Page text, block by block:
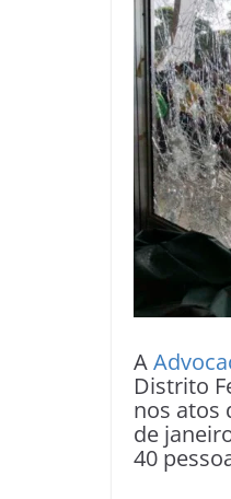
A
Distrito
nos atos
de
40